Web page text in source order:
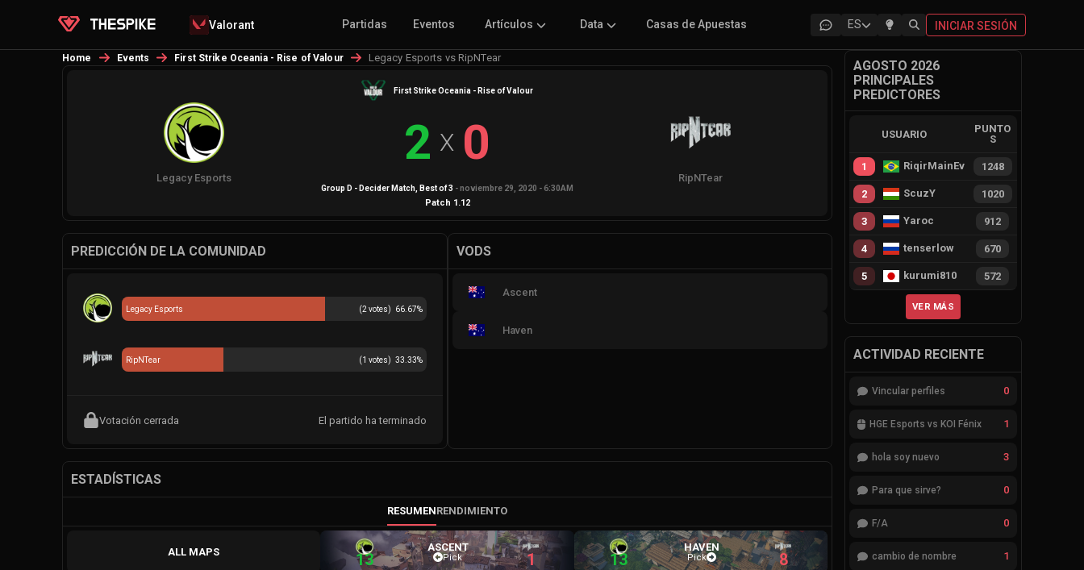
Valorant Partidas Eventos Artículos Data Casas de Apuestas ES INICIAR SESIÓN
Home Events First Strike Oceania - Rise of Valour Legacy Esports vs RipNTear
First Strike Oceania - Rise of Valour
Legacy Esports
2 X 0
RipNTear
Group D - Decider Match , Best of3 -noviembre 29, 2020 - 6:30AM
Patch 1.12
PREDICCIÓN DE LA COMUNIDAD
(2 votes) 66.67%
Legacy Esports
(1 votes) 33.33%
RipNTear
Votación cerrada El partido ha terminado
VODS
Ascent
Haven
ESTADÍSTICAS
RESUMENRENDIMIENTO
ALL MAPS 13
ASCENT
Pick 1 13
HAVEN
Pick 8
AGOSTO 2026
PRINCIPALES
PREDICTORES
USUARIO
PUNTO
S
1 RiqirMainEvie 1248
2 ScuzY 1020
3 Yaroc 912
4 tenserlow 670
5 kurumi810 572
VER MÁS
ACTIVIDAD RECIENTE
Vincular perfiles 0
HGE Esports vs KOI Fénix 1
hola soy nuevo 3
Para que sirve? 0
F/A 0
cambio de nombre 1